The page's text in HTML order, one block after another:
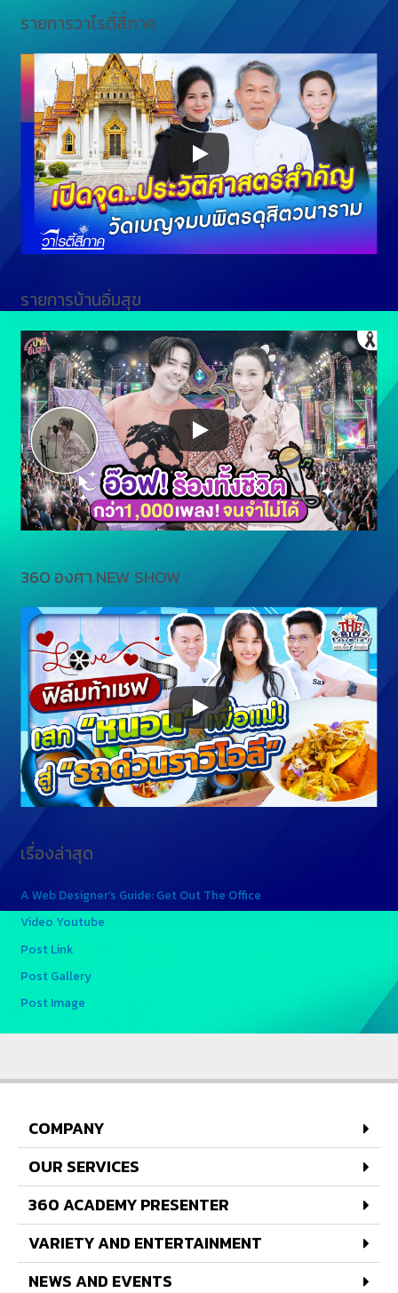
รายการวาไรตี้สี่ภาค
รายการบ้านอิ่มสุข
360 องศา NEW SHOW
เรื่องล่าสุด
A Web Designer’s Guide: Get Out The Office
Video Youtube
Post Link
Post Gallery
Post Image
COMPANY
OUR SERVICES
360 ACADEMY PRESENTER
VARIETY AND ENTERTAINMENT
NEWS AND EVENTS